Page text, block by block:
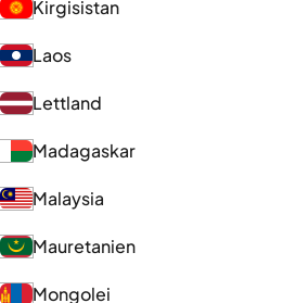
Kirgisistan
Laos
Lettland
Madagaskar
Malaysia
Mauretanien
Mongolei